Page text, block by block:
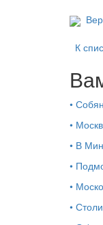
К
•
•
• В
•
•
•